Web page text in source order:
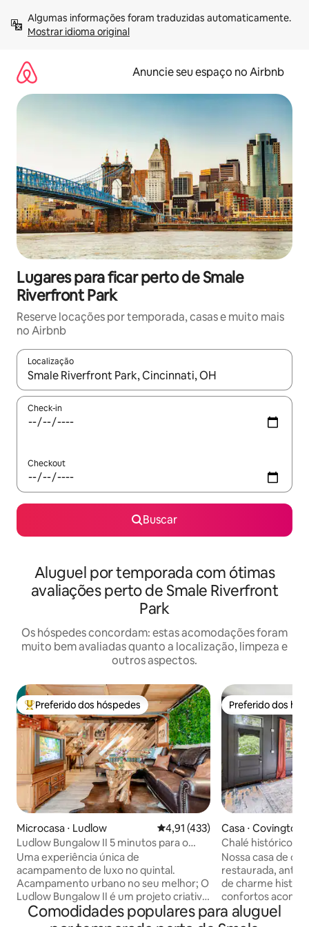
para
Mostrar idioma original
Anuncie seu espaço no Airbnb
Lugares para ficar perto de Smale
Riverfront Park
Reserve locações por temporada, casas e muito mais
no Airbnb
Localização
Quando os resultados estiverem disponíveis, explore-os
Check-in
Checkout
Buscar
Aluguel por temporada com ótimas
avaliações perto de Smale Riverfront
Park
Os hóspedes concordam: estas acomodações foram
muito bem avaliadas quanto a localização, limpeza e
outros aspectos.
Entre os melhores preferidos dos hóspedes
Preferido dos hóspedes
Microcasa ⋅ Ludlow 4,91 de uma avaliação média de
4,91 (433)
Ludlow Bungalow II 5 minutos para o
centro da cidade, cvg
Uma experiência única de
acampamento de luxo no quintal.
Acampamento urbano no seu melhor; O
Ludlow Bungalow II é um projeto criativo
que reforma uma garagem destacada
para um apartamento estúdio acolhedor
Preferido dos
Preferido dos
Casa ⋅ Covington
Chalé histórico
hidromassagem,
da MainStrasse
Nossa casa de
restaurada,
de charme
confortos
banheira de
semiprivativa de
Comodidades populares para aluguel